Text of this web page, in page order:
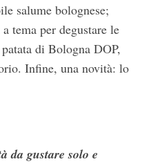
salume bolognese;
tema per degustare le
di Bologna DOP,
Infine, una novità: lo
da gustare solo e